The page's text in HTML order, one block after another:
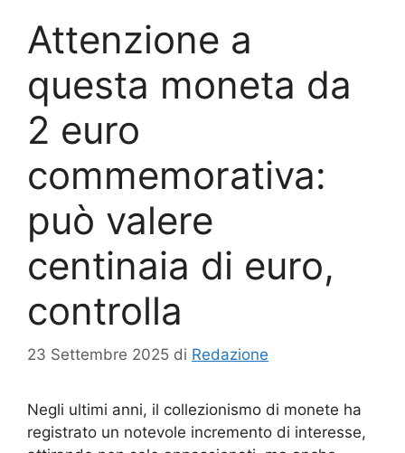
Attenzione a
questa moneta da
2 euro
commemorativa:
può valere
centinaia di euro,
controlla
23 Settembre 2025 di Redazione
Negli ultimi anni, il collezionismo di monete ha
registrato un notevole incremento di interesse,